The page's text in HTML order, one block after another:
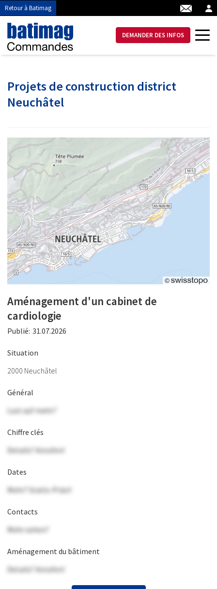
Retour à Batimag
DEMANDER DES INFOS
Projets de construction district
Neuchâtel
Aménagement d'un cabinet de
cardiologie
Publié: 31.07.2026
Situation
2000 Neuchâtel
Général
Lust auf mehr?
Chiffre clés
Details? Anrufen!
Dates
Mehr? Gratis-Präsi!
Contacts
Mehr sehen?
Aménagement du bâtiment
Details? Anrufen!